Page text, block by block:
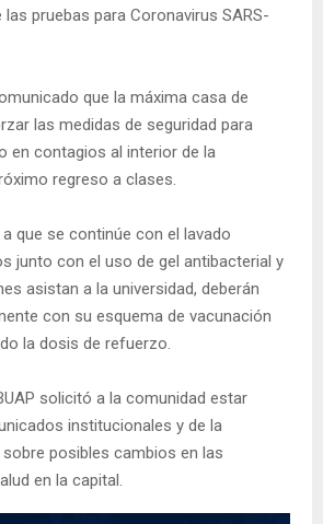
pruebas para Coronavirus SARS-
que la máxima casa de
las medidas de seguridad para
en contagios al interior de la
regreso a clases.
que se continúe con el lavado
junto con el uso de gel antibacterial y
asistan a la universidad, deberán
con su esquema de vacunación
la dosis de refuerzo.
solicitó a la comunidad estar
institucionales y de la
posibles cambios en las
en la capital.